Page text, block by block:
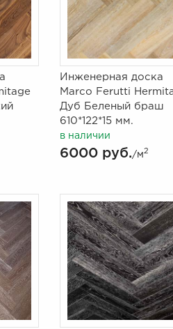
Инженерная доска
Marco Ferutti
Дуб Беленый браш
610*122*15 мм.
в наличии
6000 руб./м2